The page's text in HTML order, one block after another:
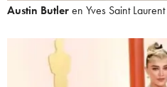
Austin Butleren Yves Saint Laurent